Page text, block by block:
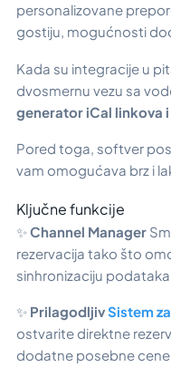
personalizovane
gostiju, mogućnosti
Kada su integracije u
dvosmernu vezu sa
generator iCal linkova
Pored toga, softver
vam omogućava brz i
Ključne funkcije
✨Channel Manager
rezervacija tako što
sinhronizaciju
✨ PrilagodljivSistem
ostvarite direktne
dodatne posebne